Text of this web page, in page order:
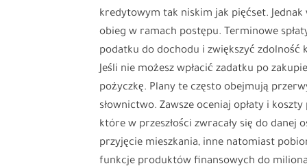
kredytowym tak niskim jak pięćset.
obieg w ramach postępu. Terminowe
podatku do dochodu i zwiększyć zdolność
Jeśli nie możesz wpłacić zadatku po
pożyczkę. Plany te często obejmują
słownictwo. Zawsze oceniaj opłaty i
które w przeszłości zwracały się do
przyjęcie mieszkania, inne natomiast
funkcje produktów finansowych do